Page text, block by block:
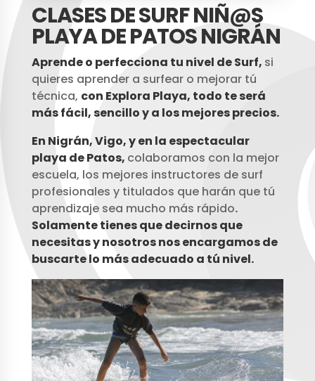
CLASES DE SURF NIÑ@S
PLAYA DE PATOS NIGRÁN
Aprende o perfecciona tu nivel de Surf, si
quieres aprender a surfear o mejorar tú
técnica, con Explora Playa, todo te será
más fácil, sencillo y a los mejores precios.
En Nigrán, Vigo, y en la espectacular
playa de Patos, colaboramos con la mejor
escuela, los mejores instructores de surf
profesionales y titulados que harán que tú
aprendizaje sea mucho más rápido.
Solamente tienes que decirnos que
necesitas y nosotros nos encargamos de
buscarte lo más adecuado a tú nivel.